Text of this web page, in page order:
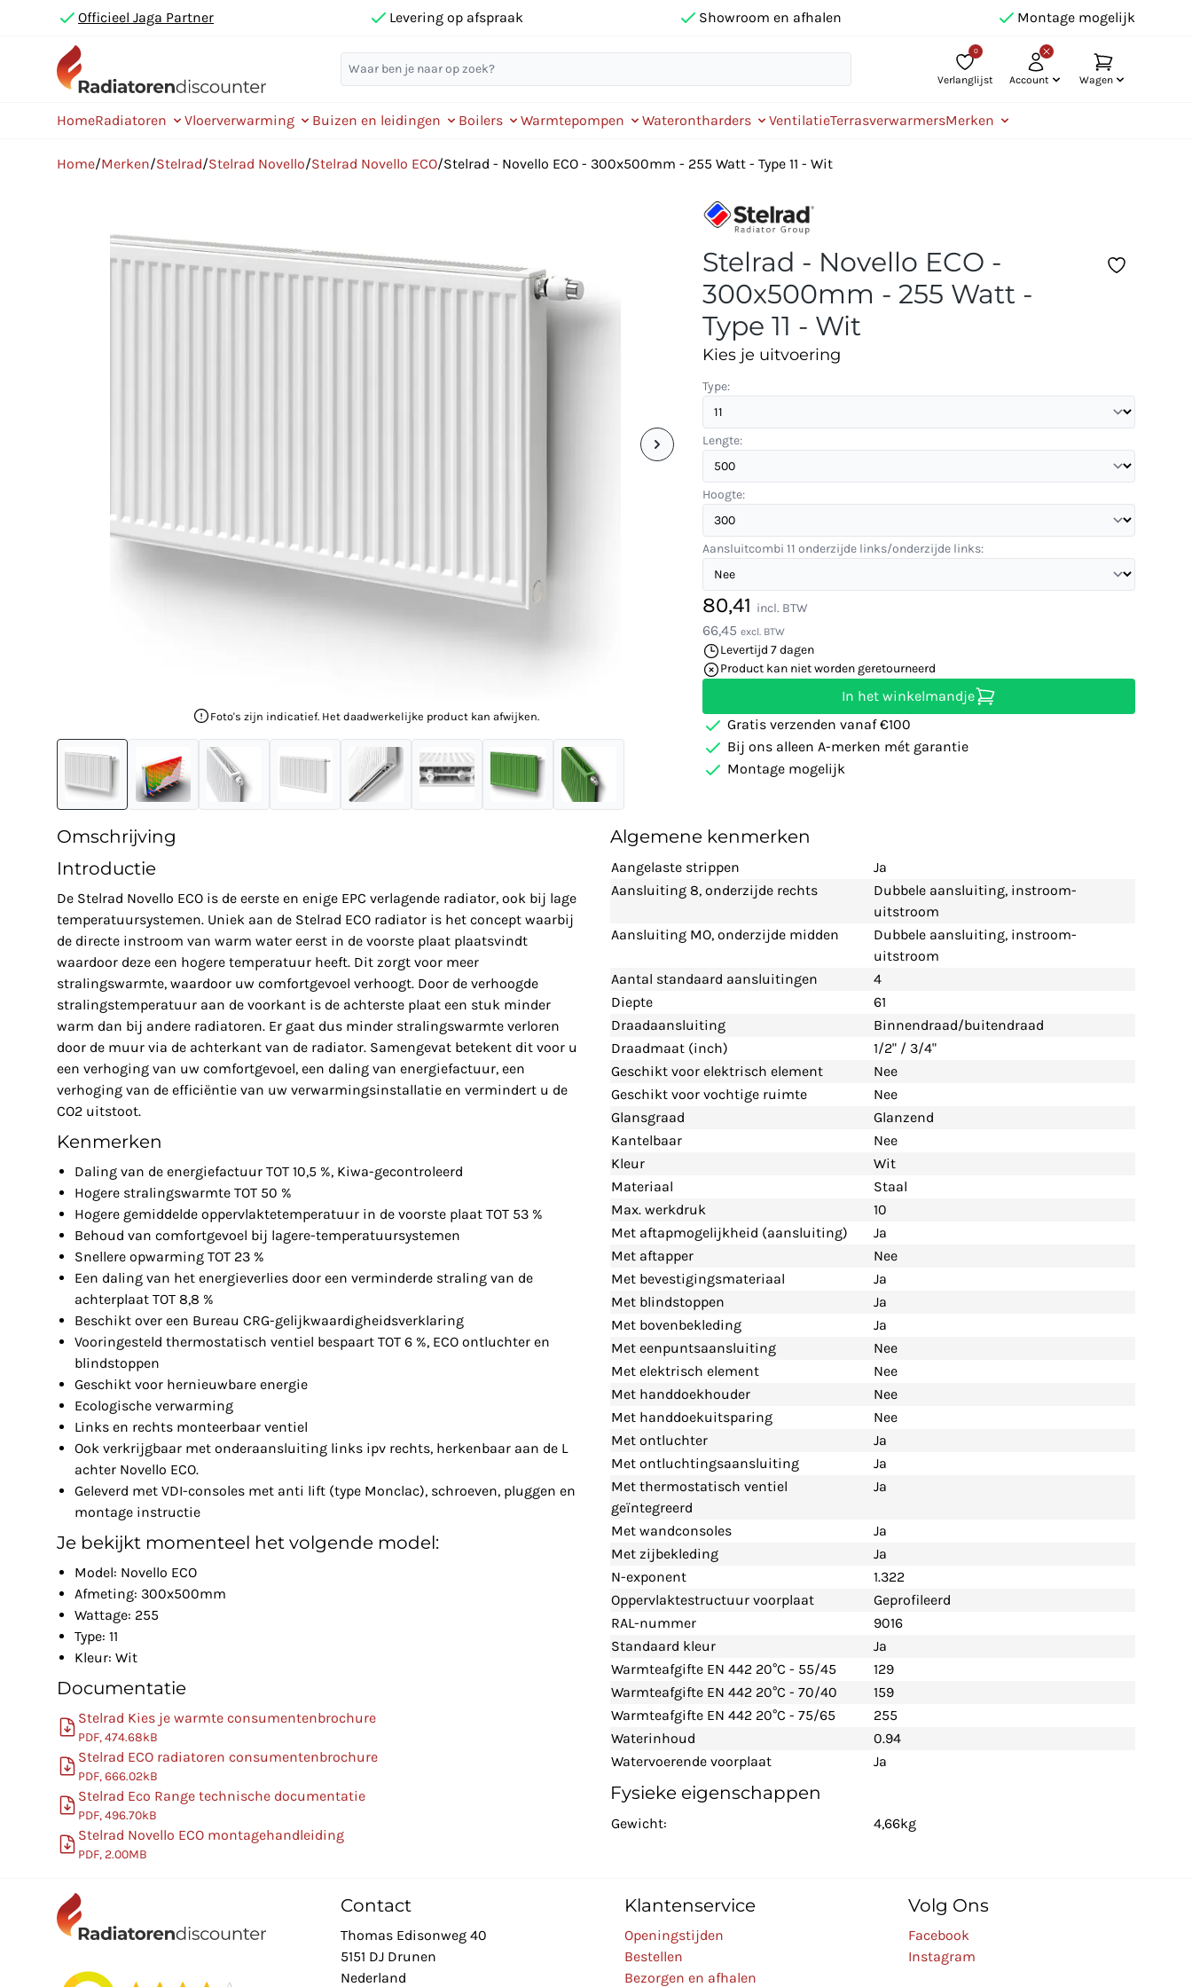
Officieel Jaga Partner Levering op afspraak Showroom en afhalen Montage mogelijk
0
Verlanglijst Account Wagen
HomeRadiatoren Vloerverwarming Buizen en leidingen Boilers Warmtepompen Waterontharders VentilatieTerrasverwarmersMerken
Home/Merken/Stelrad/Stelrad Novello/Stelrad Novello ECO/Stelrad - Novello ECO - 300x500mm - 255 Watt - Type 11 - Wit
Foto's zijn indicatief. Het daadwerkelijke product kan afwijken.
Stelrad - Novello ECO -
300x500mm - 255 Watt -
Type 11 - Wit
Kies je uitvoering
Type:
Lengte:
Hoogte:
Aansluitcombi 11 onderzijde links/onderzijde links:
80,41 incl. BTW
66,45 excl. BTW
Levertijd 7 dagen
Product kan niet worden geretourneerd
In het winkelmandje
Gratis verzenden vanaf €100
Bij ons alleen A-merken mét garantie
Montage mogelijk
Omschrijving
Introductie
De Stelrad Novello ECO is de eerste en enige EPC verlagende radiator, ook bij lage
temperatuursystemen. Uniek aan de Stelrad ECO radiator is het concept waarbij
de directe instroom van warm water eerst in de voorste plaat plaatsvindt
waardoor deze een hogere temperatuur heeft. Dit zorgt voor meer
stralingswarmte, waardoor uw comfortgevoel verhoogt. Door de verhoogde
stralingstemperatuur aan de voorkant is de achterste plaat een stuk minder
warm dan bij andere radiatoren. Er gaat dus minder stralingswarmte verloren
door de muur via de achterkant van de radiator. Samengevat betekent dit voor u
een verhoging van uw comfortgevoel, een daling van energiefactuur, een
verhoging van de efficiëntie van uw verwarmingsinstallatie en vermindert u de
CO2 uitstoot.
Kenmerken
Daling van de energiefactuur TOT 10,5 %, Kiwa-gecontroleerd
Hogere stralingswarmte TOT 50 %
Hogere gemiddelde oppervlaktetemperatuur in de voorste plaat TOT 53 %
Behoud van comfortgevoel bij lagere-temperatuursystemen
Snellere opwarming TOT 23 %
Een daling van het energieverlies door een verminderde straling van de
achterplaat TOT 8,8 %
Beschikt over een Bureau CRG-gelijkwaardigheidsverklaring
Vooringesteld thermostatisch ventiel bespaart TOT 6 %, ECO ontluchter en
blindstoppen
Geschikt voor hernieuwbare energie
Ecologische verwarming
Links en rechts monteerbaar ventiel
Ook verkrijgbaar met onderaansluiting links ipv rechts, herkenbaar aan de L
achter Novello ECO.
Geleverd met VDI-consoles met anti lift (type Monclac), schroeven, pluggen en
montage instructie
Je bekijkt momenteel het volgende model:
Model: Novello ECO
Afmeting: 300x500mm
Wattage: 255
Type: 11
Kleur: Wit
Documentatie
Stelrad Kies je warmte consumentenbrochure
PDF, 474.68kB
Stelrad ECO radiatoren consumentenbrochure
PDF, 666.02kB
Stelrad Eco Range technische documentatie
PDF, 496.70kB
Stelrad Novello ECO montagehandleiding
PDF, 2.00MB
Algemene kenmerken
Aangelaste strippen
Ja
Aansluiting 8, onderzijde rechts
Dubbele aansluiting, instroom-
uitstroom
Aansluiting MO, onderzijde midden
Dubbele aansluiting, instroom-
uitstroom
Aantal standaard aansluitingen
4
Diepte
61
Draadaansluiting
Binnendraad/buitendraad
Draadmaat (inch)
1/2" / 3/4"
Geschikt voor elektrisch element
Nee
Geschikt voor vochtige ruimte
Nee
Glansgraad
Glanzend
Kantelbaar
Nee
Kleur
Wit
Materiaal
Staal
Max. werkdruk
10
Met aftapmogelijkheid (aansluiting)
Ja
Met aftapper
Nee
Met bevestigingsmateriaal
Ja
Met blindstoppen
Ja
Met bovenbekleding
Ja
Met eenpuntsaansluiting
Nee
Met elektrisch element
Nee
Met handdoekhouder
Nee
Met handdoekuitsparing
Nee
Met ontluchter
Ja
Met ontluchtingsaansluiting
Ja
Met thermostatisch ventiel
geïntegreerd
Ja
Met wandconsoles
Ja
Met zijbekleding
Ja
N-exponent
1.322
Oppervlaktestructuur voorplaat
Geprofileerd
RAL-nummer
9016
Standaard kleur
Ja
Warmteafgifte EN 442 20°C - 55/45
129
Warmteafgifte EN 442 20°C - 70/40
159
Warmteafgifte EN 442 20°C - 75/65
255
Waterinhoud
0.94
Watervoerende voorplaat
Ja
Fysieke eigenschappen
Gewicht: 4,66kg
Contact
Thomas Edisonweg 40
5151 DJ Drunen
Nederland
Klantenservice
Openingstijden
Bestellen
Bezorgen en afhalen
Volg Ons
Facebook
Instagram